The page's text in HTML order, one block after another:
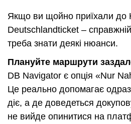
Якщо ви щойно приїхали до
Deutschlandticket –
треба знати деякі нюанси.
Плануйте маршрути
DB Navigator є опція «Nur
Це реально допомагає
діє, а де доведеться
не вийде опинитися на